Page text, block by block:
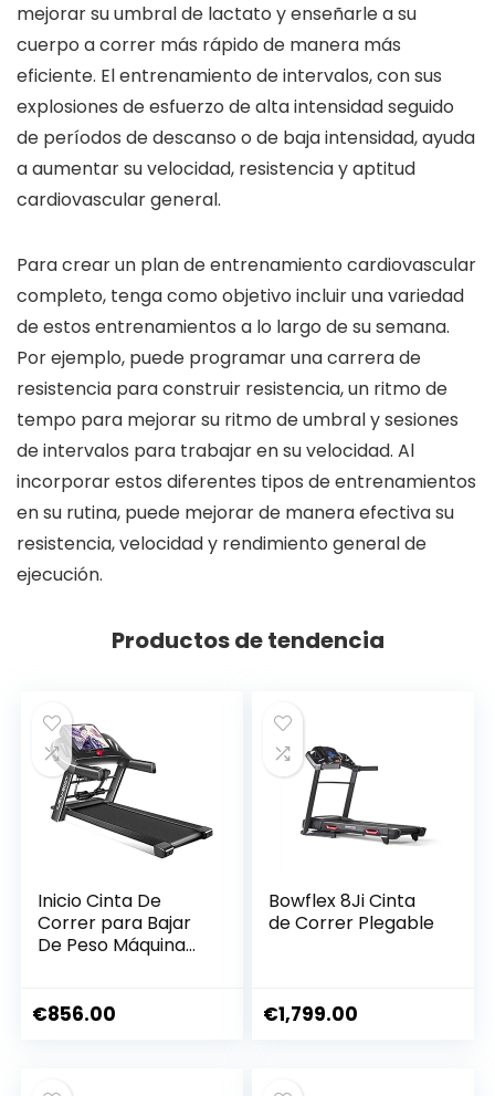
mejorar su umbral de lactato y enseñarle a su
cuerpo a correr más rápido de manera más
eficiente. El entrenamiento de intervalos, con sus
explosiones de esfuerzo de alta intensidad seguido
de períodos de descanso o de baja intensidad, ayuda
a aumentar su velocidad, resistencia y aptitud
cardiovascular general.
Para crear un plan de entrenamiento cardiovascular
completo, tenga como objetivo incluir una variedad
de estos entrenamientos a lo largo de su semana.
Por ejemplo, puede programar una carrera de
resistencia para construir resistencia, un ritmo de
tempo para mejorar su ritmo de umbral y sesiones
de intervalos para trabajar en su velocidad. Al
incorporar estos diferentes tipos de entrenamientos
en su rutina, puede mejorar de manera efectiva su
resistencia, velocidad y rendimiento general de
ejecución.
Productos de tendencia
Inicio Cinta De
Correr para Bajar
De Peso Máquina
Completa Mini
€856.00
Bowflex 8Ji Cinta
de Correr Plegable
€1,799.00